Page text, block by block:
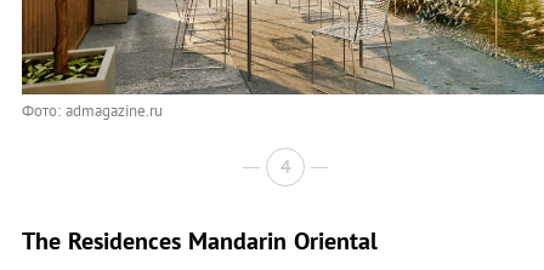
Фото: admagazine.ru
4
The Residences Mandarin Oriental